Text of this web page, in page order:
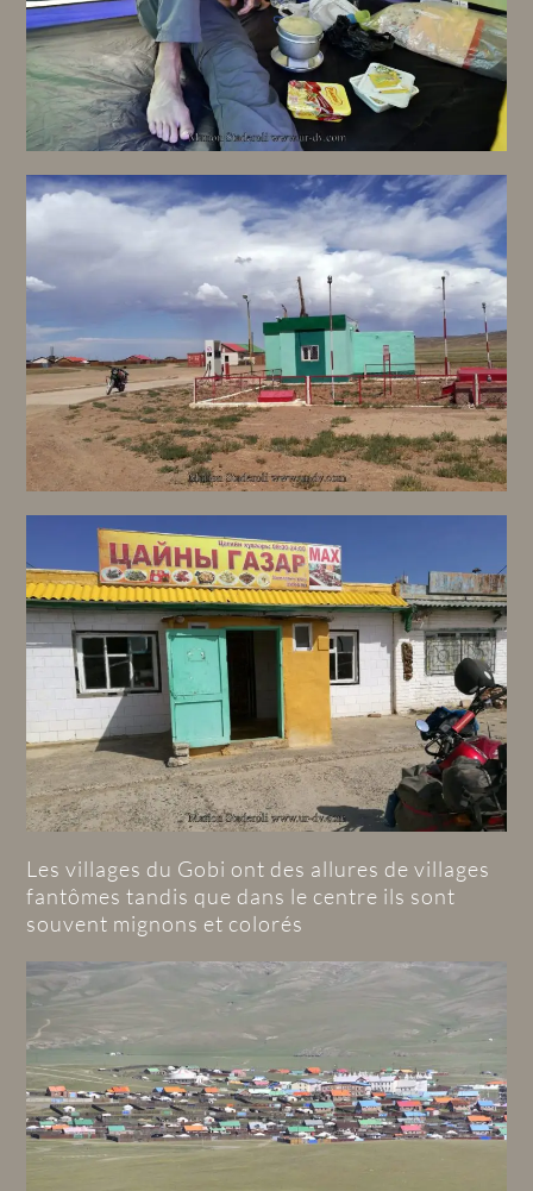
Les villages du Gobi ont des allures de villages
fantômes tandis que dans le centre ils sont
souvent mignons et colorés